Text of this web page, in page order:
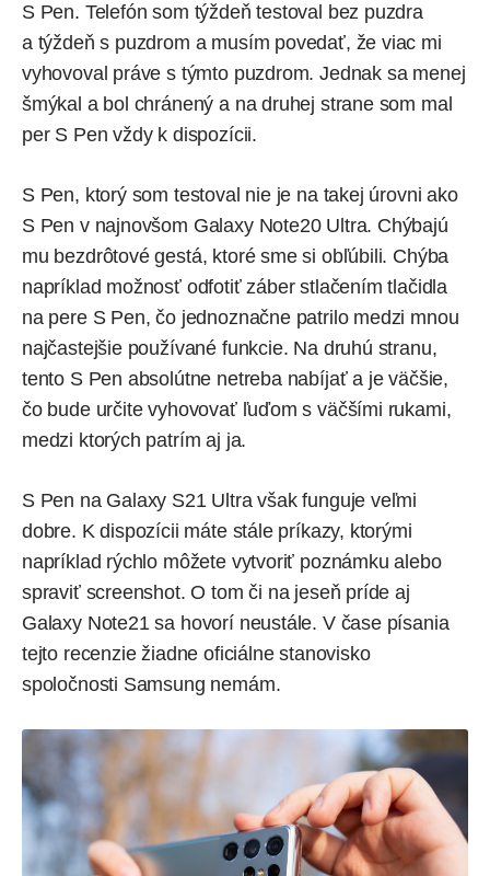
S Pen. Telefón som týždeň testoval bez puzdra
a týždeň s puzdrom a musím povedať, že viac mi
vyhovoval práve s týmto puzdrom. Jednak sa menej
šmýkal a bol chránený a na druhej strane som mal
per S Pen vždy k dispozícii.
S Pen, ktorý som testoval nie je na takej úrovni ako
S Pen v najnovšom Galaxy Note20 Ultra. Chýbajú
mu bezdrôtové gestá, ktoré sme si obľúbili. Chýba
napríklad možnosť odfotiť záber stlačením tlačidla
na pere S Pen, čo jednoznačne patrilo medzi mnou
najčastejšie používané funkcie. Na druhú stranu,
tento S Pen absolútne netreba nabíjať a je väčšie,
čo bude určite vyhovovať ľuďom s väčšími rukami,
medzi ktorých patrím aj ja.
S Pen na Galaxy S21 Ultra však funguje veľmi
dobre. K dispozícii máte stále príkazy, ktorými
napríklad rýchlo môžete vytvoriť poznámku alebo
spraviť screenshot. O tom či na jeseň príde aj
Galaxy Note21 sa hovorí neustále. V čase písania
tejto recenzie žiadne oficiálne stanovisko
spoločnosti Samsung nemám.